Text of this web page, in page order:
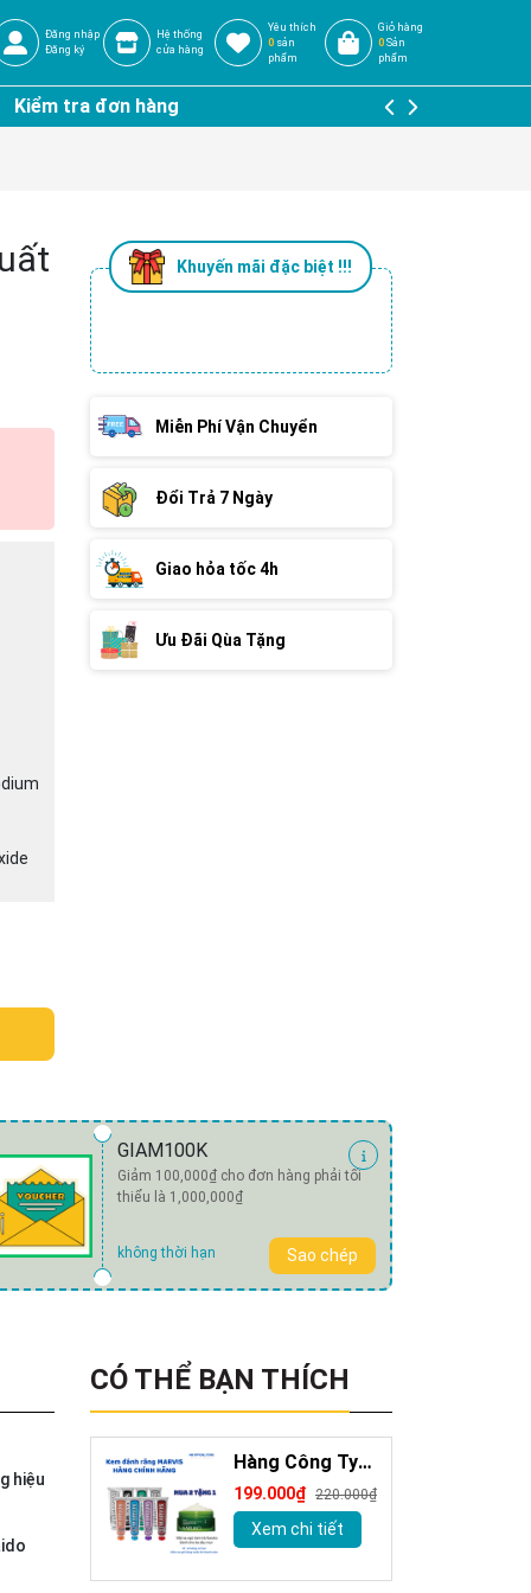
Đăng nhập
Đăng ký
Hệ thống
cửa hàng
Yêu thích
0sản
phẩm
Giỏ hàng
0 Sản
phẩm
Kiểm tra đơn hàng
Khuyến mãi đặc biệt !!!
Miễn Phí Vận Chuyển
Đổi Trả 7 Ngày
Giao hỏa tốc 4h
Ưu Đãi Qùa Tặng
GIAM100K
Giảm 100,000₫ cho đơn hàng phải tối
thiểu là 1,000,000₫
không thời hạn Sao chép
hiệu
CÓ THỂ BẠN THÍCH
Hàng Công Ty
Kem Đánh Răng
Marvis Loại Bỏ
Mảng Bám Vết
199.000₫ 220.000₫
Xem chi tiết